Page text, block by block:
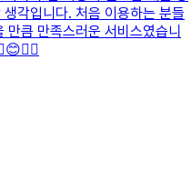
각입니다. 처음 이용하는 분들
만큼 만족스러운 서비스였습니